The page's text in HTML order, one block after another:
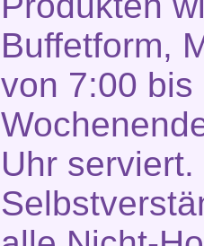
Buffetform,
von 7:00 bis
Uhr serviert.